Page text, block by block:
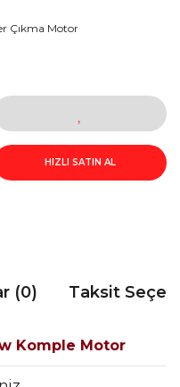
Çıkma Motor
HIZLI SATIN AL
(0) Taksit
Komple Motor